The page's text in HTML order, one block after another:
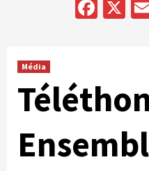
X
Média